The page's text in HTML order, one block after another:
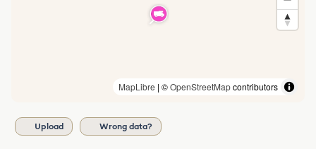
MapLibre | ©OpenStreetMapcontributors
Upload Wrong data?